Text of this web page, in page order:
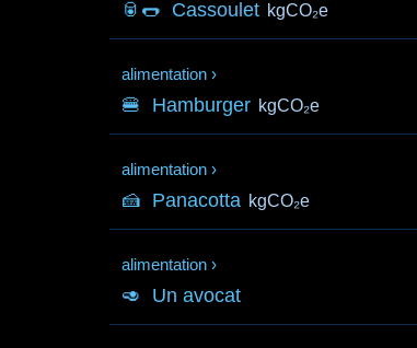
🥫🌭 Cassoulet kgCO₂e
alimentation ›
🍔 Hamburger kgCO₂e
alimentation ›
🍰 Panacotta kgCO₂e
alimentation ›
🥑 Un avocat